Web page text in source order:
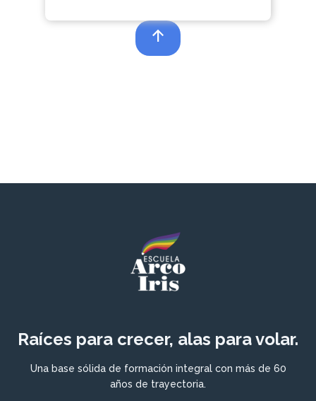
Raíces para crecer, alas para volar.
Una base sólida de formación integral con más de 60
años de trayectoria.